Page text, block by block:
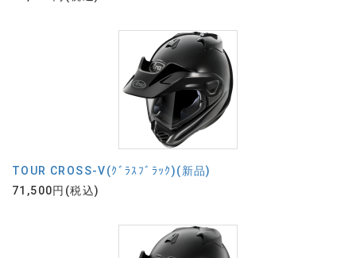
TOUR CROSS-V(ｸﾞﾗｽﾌﾞﾗｯｸ)(新品)
71,500円(税込)